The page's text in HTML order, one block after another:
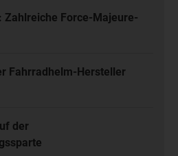
Zahlreiche Force-Majeure-
Fahrradhelm-Hersteller
der